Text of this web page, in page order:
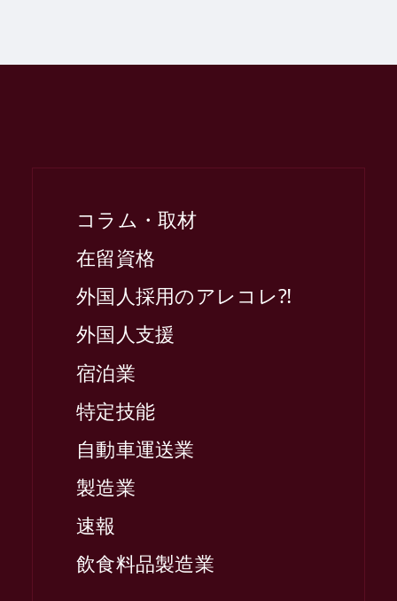
コラム・取材
在留資格
外国人採用のアレコレ⁈
外国人支援
宿泊業
特定技能
自動車運送業
製造業
速報
飲食料品製造業